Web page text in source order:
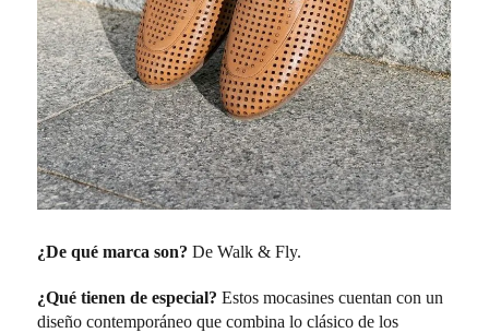
¿De qué marca son?De Walk & Fly.
¿Qué tienen de especial?Estos mocasines cuentan con un
diseño contemporáneo que combina lo clásico de los